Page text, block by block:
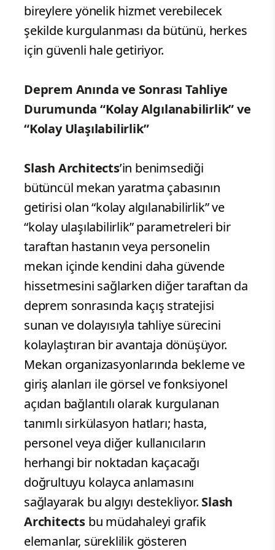
bireylere yönelik hizmet verebilecek
şekilde kurgulanması da bütünü, herkes
için güvenli hale getiriyor.
Deprem Anında ve Sonrası Tahliye
Durumunda “Kolay Algılanabilirlik” ve
“Kolay Ulaşılabilirlik”
Slash Architects’in benimsediği
bütüncül mekan yaratma çabasının
getirisi olan “kolay algılanabilirlik” ve
“kolay ulaşılabilirlik” parametreleri bir
taraftan hastanın veya personelin
mekan içinde kendini daha güvende
hissetmesini sağlarken diğer taraftan da
deprem sonrasında kaçış stratejisi
sunan ve dolayısıyla tahliye sürecini
kolaylaştıran bir avantaja dönüşüyor.
Mekan organizasyonlarında bekleme ve
giriş alanları ile görsel ve fonksiyonel
açıdan bağlantılı olarak kurgulanan
tanımlı sirkülasyon hatları; hasta,
personel veya diğer kullanıcıların
herhangi bir noktadan kaçacağı
doğrultuyu kolayca anlamasını
sağlayarak bu algıyı destekliyor. Slash
Architects bu müdahaleyi grafik
elemanlar, süreklilik gösteren